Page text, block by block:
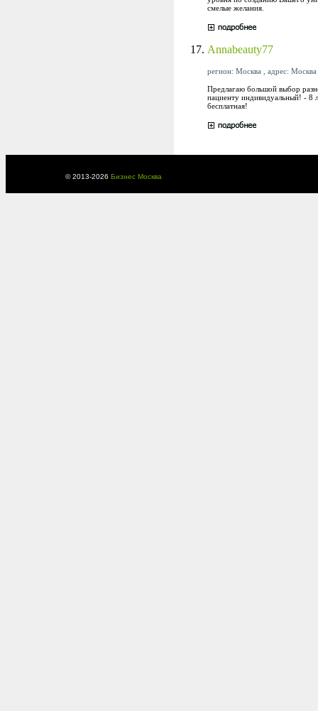
смелые желания.
17. Annabeauty77
регион: Москва , адрес:
Предлагаю большой выбор
пациенту индивидуальный! - 8
бесплатная!
© 2013-2026 Бизнес Москва